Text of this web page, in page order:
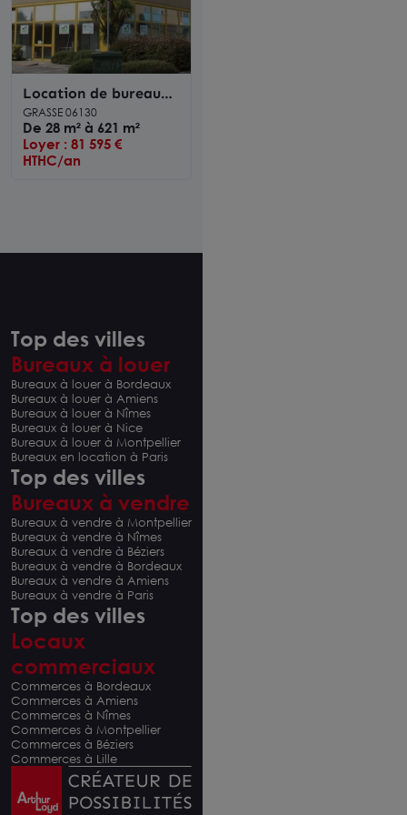
Location de bureaux
divisibles dès 28 m² -
Grasse
GRASSE 06130
De 28 m² à 621 m²
Loyer : 81 595 €
HTHC/an
Top des villes
Bureaux à louer
Bureaux à louer à Bordeaux
Bureaux à louer à Amiens
Bureaux à louer à Nîmes
Bureaux à louer à Nice
Bureaux à louer à Montpellier
Bureaux en location à Paris
Top des villes
Bureaux à vendre
Bureaux à vendre à Montpellier
Bureaux à vendre à Nîmes
Bureaux à vendre à Béziers
Bureaux à vendre à Bordeaux
Bureaux à vendre à Amiens
Bureaux à vendre à Paris
Top des villes
Locaux
commerciaux
Commerces à Bordeaux
Commerces à Amiens
Commerces à Nîmes
Commerces à Montpellier
Commerces à Béziers
Commerces à Lille